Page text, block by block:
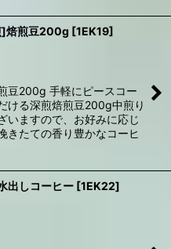
]焙煎豆200g [1EK19]
豆200g 手軽にピースコー
ける深煎焙煎豆200g中煎り
いますので、お好みに応じ
きたての香り豊かなコーヒ
出しコーヒー [1EK22]